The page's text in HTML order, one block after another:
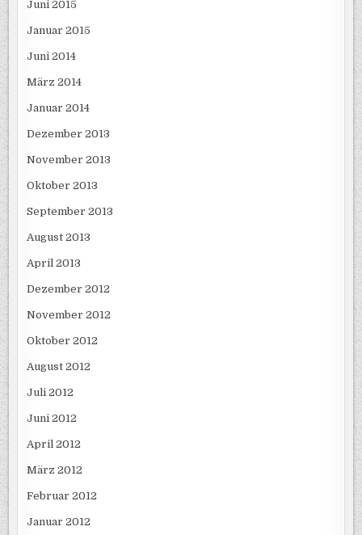
Juni 2015
Januar 2015
Juni 2014
März 2014
Januar 2014
Dezember 2013
November 2013
Oktober 2013
September 2013
August 2013
April 2013
Dezember 2012
November 2012
Oktober 2012
August 2012
Juli 2012
Juni 2012
April 2012
März 2012
Februar 2012
Januar 2012